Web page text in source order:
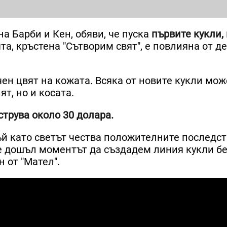
Барби и Кен, обяви, че пуска първите кукли,
кръстена "Сътворим свят", е повлияна от
цвят на кожата. Всяка от новите кукли
но и косата.
около 30 долара.
като светът чества положителните
дошъл моментът да създадем линия кукли
от "Мател".